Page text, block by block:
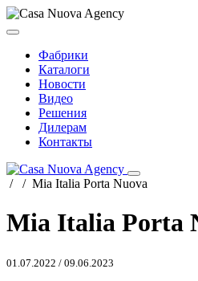
Фабрики
Каталоги
Новости
Видео
Решения
Дилерам
Контакты
/ / Mia Italia Porta Nuova
Mia Italia Porta
01.07.2022 / 09.06.2023